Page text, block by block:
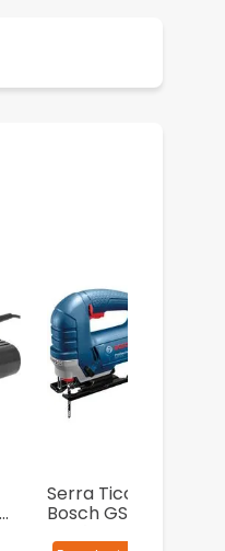
Serra Tico-Tico
Bosch GST 75 710W